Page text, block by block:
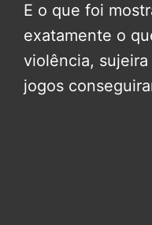
E o que foi
exatamente o
violência,
jogos